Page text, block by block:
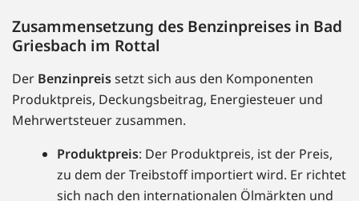
Zusammensetzung des Benzinpreises in Bad
Griesbach im Rottal
Der Benzinpreissetzt sich aus den Komponenten
Produktpreis, Deckungsbeitrag, Energiesteuer und
Mehrwertsteuer zusammen.
Produktpreis: Der Produktpreis, ist der Preis,
zu dem der Treibstoff importiert wird. Er richtet
sich nach den internationalen Ölmärkten und